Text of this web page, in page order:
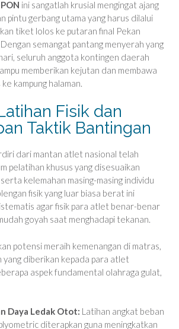
ini sangatlah krusial mengingat ajang
pintu gerbang utama yang harus dilalui
tiket lolos ke putaran final Pekan
semangat pantang menyerah yang
seluruh anggota kontingen daerah
memberikan kejutan dan membawa
kampung halaman.
Fisik dan
Taktik Bantingan
dari mantan atlet nasional telah
pelatihan khusus yang disesuaikan
kelemahan masing-masing individu
fisik yang luar biasa berat ini
agar fisik para atlet benar-benar
goyah saat menghadapi tekanan.
potensi meraih kemenangan di matras,
yang diberikan kepada para atlet
aspek fundamental olahraga gulat,
Daya Ledak Otot: Latihan angkat beban
diterapkan guna meningkatkan